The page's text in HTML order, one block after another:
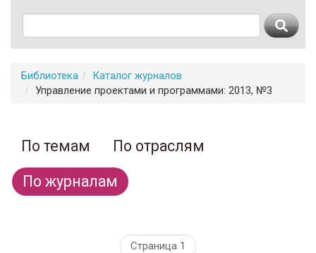
Библиотека
Каталог журналов
Управление проектами и программами: 2013, №3
По темам
По отраслям
По журналам
Страница 1